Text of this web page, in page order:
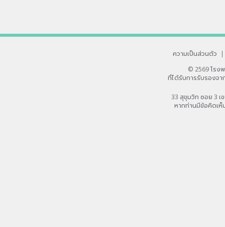
ความเป็นส่วนตัว
|
© 2569 โรง
ที่ได้รับการรับรองจา
33 สุขุมวิท ซอย 3 เ
หากท่านมีข้อคิดเห็